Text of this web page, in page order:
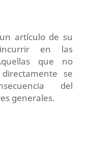
artículo de su
en las
que no
se
del
generales.